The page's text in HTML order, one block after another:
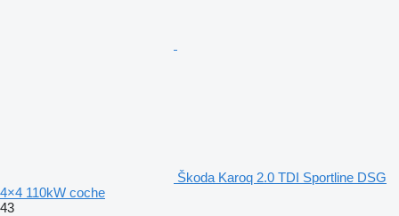
Škoda Karoq 2.0 TDI Sportline DSG
4×4 110kW coche
43